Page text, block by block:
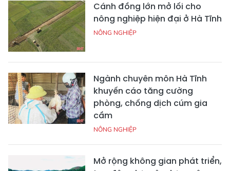
Cánh đồng lớn mở lối cho
nông nghiệp hiện đại ở Hà Tĩnh
NÔNG NGHIỆP
Ngành chuyên môn Hà Tĩnh
khuyến cáo tăng cường
phòng, chống dịch cúm gia
cầm
NÔNG NGHIỆP
Mở rộng không gian phát triển,